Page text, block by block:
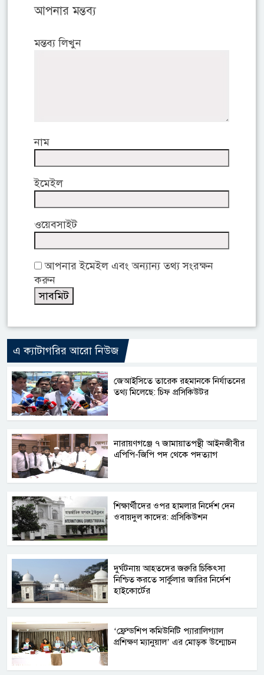
আপনার মন্তব্য
মন্তব্য লিখুন
নাম
ইমেইল
ওয়েবসাইট
আপনার ইমেইল এবং অন্যান্য তথ্য সংরক্ষন
করুন
এ ক্যাটাগরির আরো নিউজ
জেআইসিতে তারেক রহমানকে নির্যাতনের
তথ্য মিলেছে: চিফ প্রসিকিউটর
নারায়ণগঞ্জে ৭ জামায়াতপন্থী আইনজীবীর
এপিপি-জিপি পদ থেকে পদত্যাগ
শিক্ষার্থীদের ওপর হামলার নির্দেশ দেন
ওবায়দুল কাদের: প্রসিকিউশন
দুর্ঘটনায় আহতদের জরুরি চিকিৎসা
নিশ্চিত করতে সার্কুলার জারির নির্দেশ
হাইকোর্টের
‘ফ্রেন্ডশিপ কমিউনিটি প্যারালিগ্যাল
প্রশিক্ষণ ম্যানুয়াল’ এর মোড়ক উন্মোচন